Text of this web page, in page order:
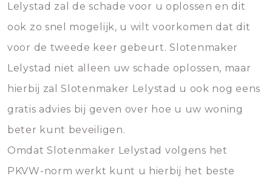
Lelystad zal de schade voor u oplossen en dit
ook zo snel mogelijk, u wilt voorkomen dat dit
voor de tweede keer gebeurt. Slotenmaker
Lelystad niet alleen uw schade oplossen, maar
hierbij zal Slotenmaker Lelystad u ook nog eens
gratis advies bij geven over hoe u uw woning
beter kunt beveiligen.
Omdat Slotenmaker Lelystad volgens het
PKVW-norm werkt kunt u hierbij het beste